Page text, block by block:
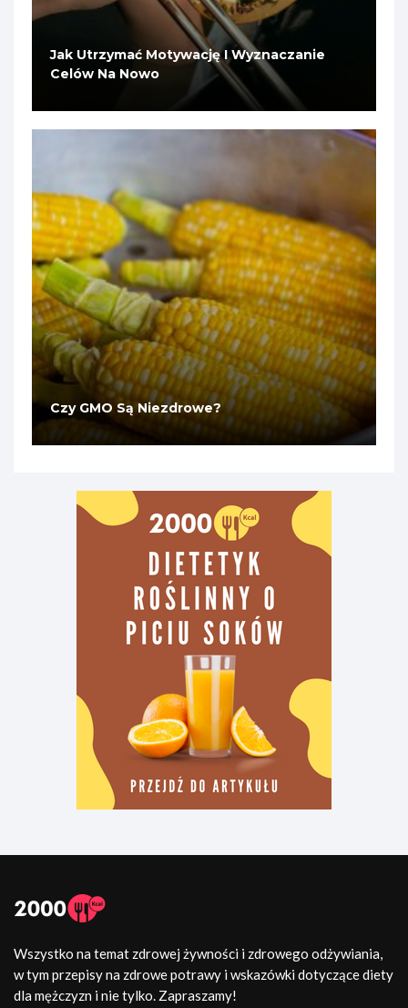
Jak Utrzymać Motywację I Wyznaczanie
Celów Na Nowo
Czy GMO Są Niezdrowe?
Wszystko na temat zdrowej żywności i zdrowego odżywiania,
w tym przepisy na zdrowe potrawy i wskazówki dotyczące diety
dla mężczyzn i nie tylko. Zapraszamy!